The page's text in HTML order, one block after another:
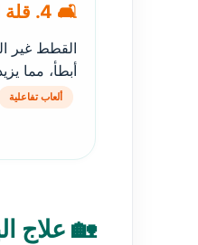
🛋️ 4. قلة الحركة والسمنة
القطط غير
أبطأ، مما
ألعاب تفاعلية
🏡 علاج